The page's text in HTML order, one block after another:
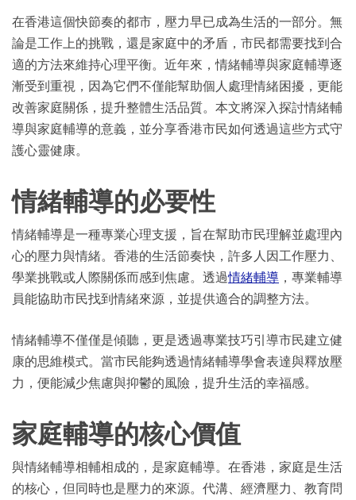
在香港這個快節奏的都市，壓力早已成為生活的一部分。無
論是工作上的挑戰，還是家庭中的矛盾，市民都需要找到合
適的方法來維持心理平衡。近年來，情緒輔導與家庭輔導逐
漸受到重視，因為它們不僅能幫助個人處理情緒困擾，更能
改善家庭關係，提升整體生活品質。本文將深入探討情緒輔
導與家庭輔導的意義，並分享香港市民如何透過這些方式守
護心靈健康。
情緒輔導的必要性
情緒輔導是一種專業心理支援，旨在幫助市民理解並處理內
心的壓力與情緒。香港的生活節奏快，許多人因工作壓力、
學業挑戰或人際關係而感到焦慮。透過情緒輔導 ，專業輔導
員能協助市民找到情緒來源，並提供適合的調整方法。
情緒輔導不僅僅是傾聽，更是透過專業技巧引導市民建立健
康的思維模式。當市民能夠透過情緒輔導學會表達與釋放壓
力，便能減少焦慮與抑鬱的風險，提升生活的幸福感。
家庭輔導的核心價值
與情緒輔導相輔相成的，是家庭輔導。在香港，家庭是生活
的核心，但同時也是壓力的來源。代溝、經濟壓力、教育問